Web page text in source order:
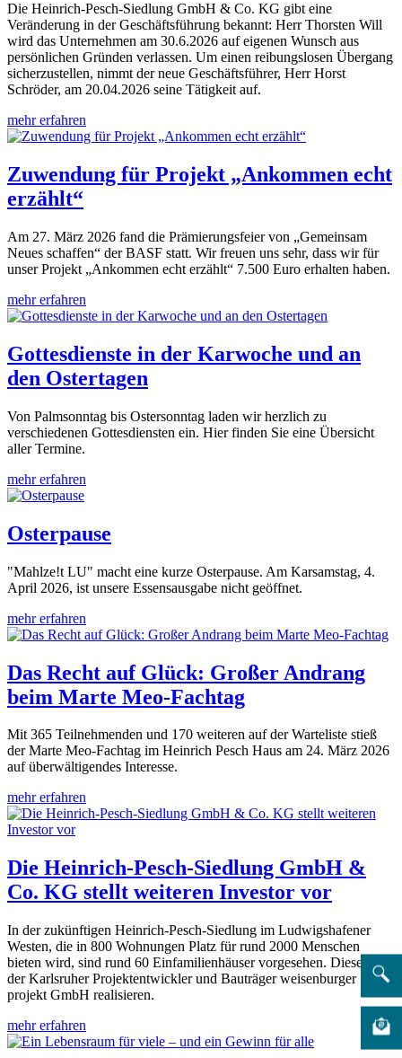
Die Heinrich-Pesch-Siedlung GmbH & Co. KG gibt eine
Veränderung in der Geschäftsführung bekannt: Herr Thorsten Will
wird das Unternehmen am 30.6.2026 auf eigenen Wunsch aus
persönlichen Gründen verlassen. Um einen reibungslosen Übergang
sicherzustellen, nimmt der neue Geschäftsführer, Herr Horst
Schröder, am 20.04.2026 seine Tätigkeit auf.
mehr erfahren
Zuwendung für Projekt „Ankommen echt
erzählt“
Am 27. März 2026 fand die Prämierungsfeier von „Gemeinsam
Neues schaffen“ der BASF statt. Wir freuen uns sehr, dass wir für
unser Projekt „Ankommen echt erzählt“ 7.500 Euro erhalten haben.
mehr erfahren
Gottesdienste in der Karwoche und an
den Ostertagen
Von Palmsonntag bis Ostersonntag laden wir herzlich zu
verschiedenen Gottesdiensten ein. Hier finden Sie eine Übersicht
aller Termine.
mehr erfahren
Osterpause
"Mahlze!t LU" macht eine kurze Osterpause. Am Karsamstag, 4.
April 2026, ist unsere Essensausgabe nicht geöffnet.
mehr erfahren
Das Recht auf Glück: Großer Andrang
beim Marte Meo-Fachtag
Mit 365 Teilnehmenden und 170 weiteren auf der Warteliste stieß
der Marte Meo-Fachtag im Heinrich Pesch Haus am 24. März 2026
auf überwältigendes Interesse.
mehr erfahren
Die Heinrich-Pesch-Siedlung GmbH &
Co. KG stellt weiteren Investor vor
In der zukünftigen Heinrich-Pesch-Siedlung im Ludwigshafener
Westen, die in 800 Wohnungen Platz für rund 2000 Menschen
bieten wird, sind rund 60 Einfamilienhäuser vorgesehen. Diese wird
der Karlsruher Projektentwickler und Bauträger weisenburger
projekt GmbH realisieren.
mehr erfahren